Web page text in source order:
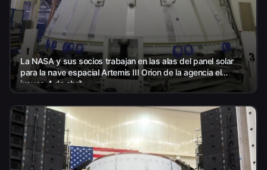
La NASA y sus socios trabajan en las alas del panel solar
para la nave espacial Artemis III Orion de la agencia el
jueves 4 de abril...